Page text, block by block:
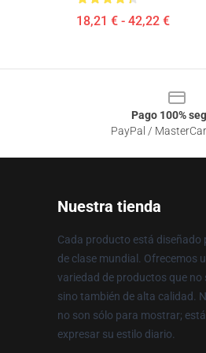
18,21 € - 42,22 €
Pago 100%
PayPal /
Nuestra tienda
Cada producto está diseñado
de clase mundial. Ofrecemos
variedad de productos que no
sino también de alta calidad.
no son sólo para mostrar;
expresar su estilo diario.